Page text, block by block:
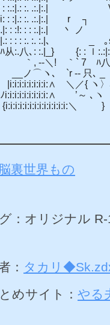
:. .:.|:.| V
: :|.: :. .:.|:.| r
: :!: : : :.|:.| 丶
: : :. :. :.|､ _ ｡s
､: :.|_} {: : ｌ:.:|:
! ｀` 7ゝﾊ八
､ `r -‐ 只､ _
＼／{ ヽ〉､
’～ ､ヽ
＼ }
裏世界もの
：オリジナル
： タカリ
めサイト： やる